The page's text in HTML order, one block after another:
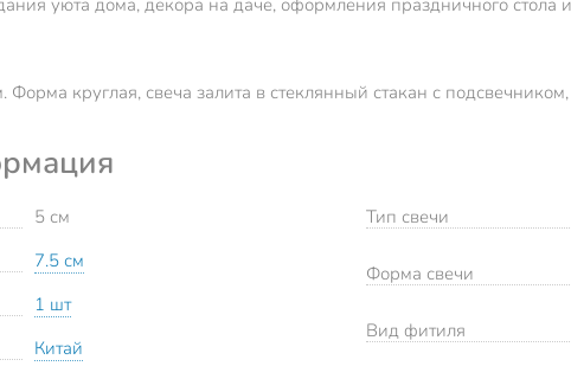
уюта дома, декора на даче, оформления праздничного
круглая, свеча залита в стеклянный стакан с
5 см
7.5 см
1 шт
Китай
Тип свечи
Форма свечи
Вид фитиля